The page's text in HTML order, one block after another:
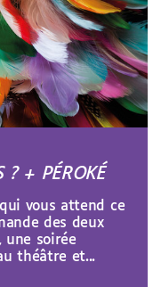
? + PÉROKÉ
vous attend ce
des deux
une soirée
théâtre et...